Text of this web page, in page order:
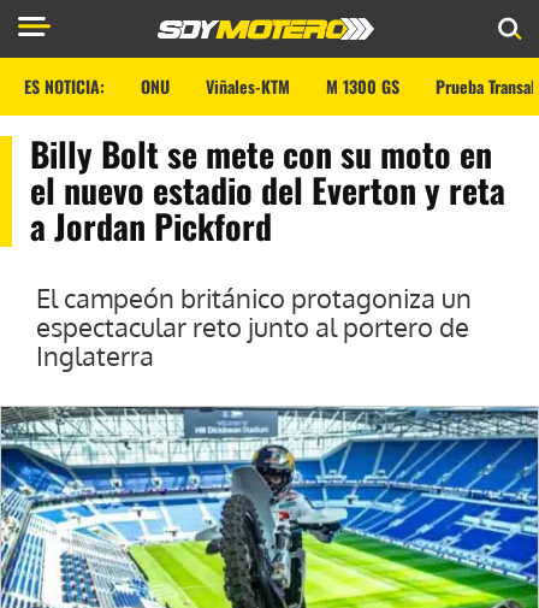
ES NOTICIA: ONU Viñales-KTM M 1300 GS Prueba
Billy Bolt se mete con su moto en
el nuevo estadio del Everton y reta
a Jordan Pickford
El campeón británico protagoniza un
espectacular reto junto al portero de
Inglaterra